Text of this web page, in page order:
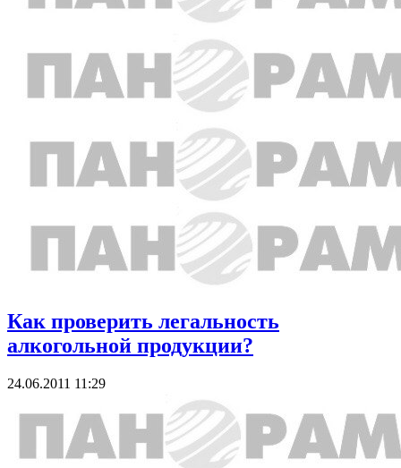
Как проверить легальность
алкогольной продукции?
24.06.2011 11:29